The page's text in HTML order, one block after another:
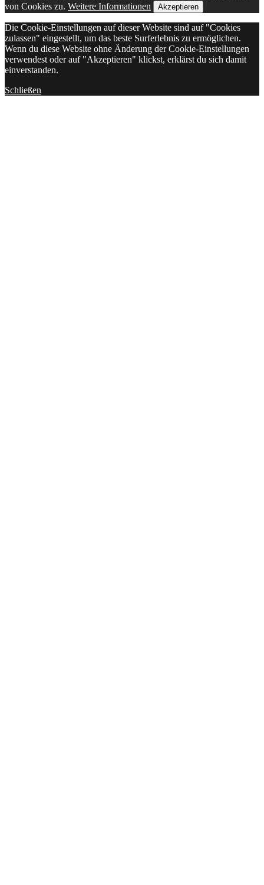
von Cookies zu. Weitere Informationen Akzeptieren
Die Cookie-Einstellungen auf dieser Website sind auf "Cookies
zulassen" eingestellt, um das beste Surferlebnis zu ermöglichen.
Wenn du diese Website ohne Änderung der Cookie-Einstellungen
verwendest oder auf "Akzeptieren" klickst, erklärst du sich damit
einverstanden.
Schließen